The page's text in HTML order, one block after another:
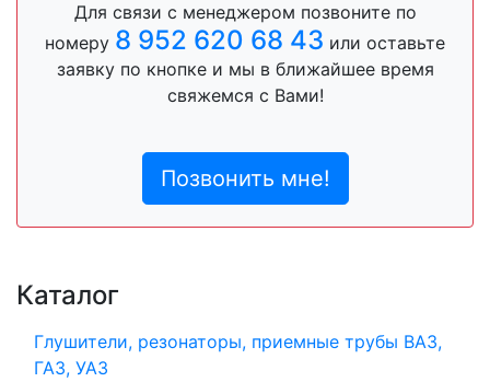
Для связи с менеджером позвоните по
номеру 8 952 620 68 43 или оставьте
заявку по кнопке и мы в ближайшее время
свяжемся с Вами!
Позвонить мне!
Каталог
Глушители, резонаторы, приемные трубы ВАЗ,
ГАЗ, УАЗ